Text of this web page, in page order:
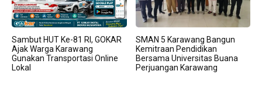
Sambut HUT Ke-81 RI, GOKAR
Ajak Warga Karawang
Gunakan Transportasi Online
Lokal
SMAN 5 Karawang Bangun
Kemitraan Pendidikan
Bersama Universitas Buana
Perjuangan Karawang